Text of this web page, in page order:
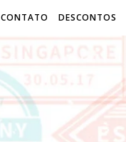
CONTATO DESCONTOS